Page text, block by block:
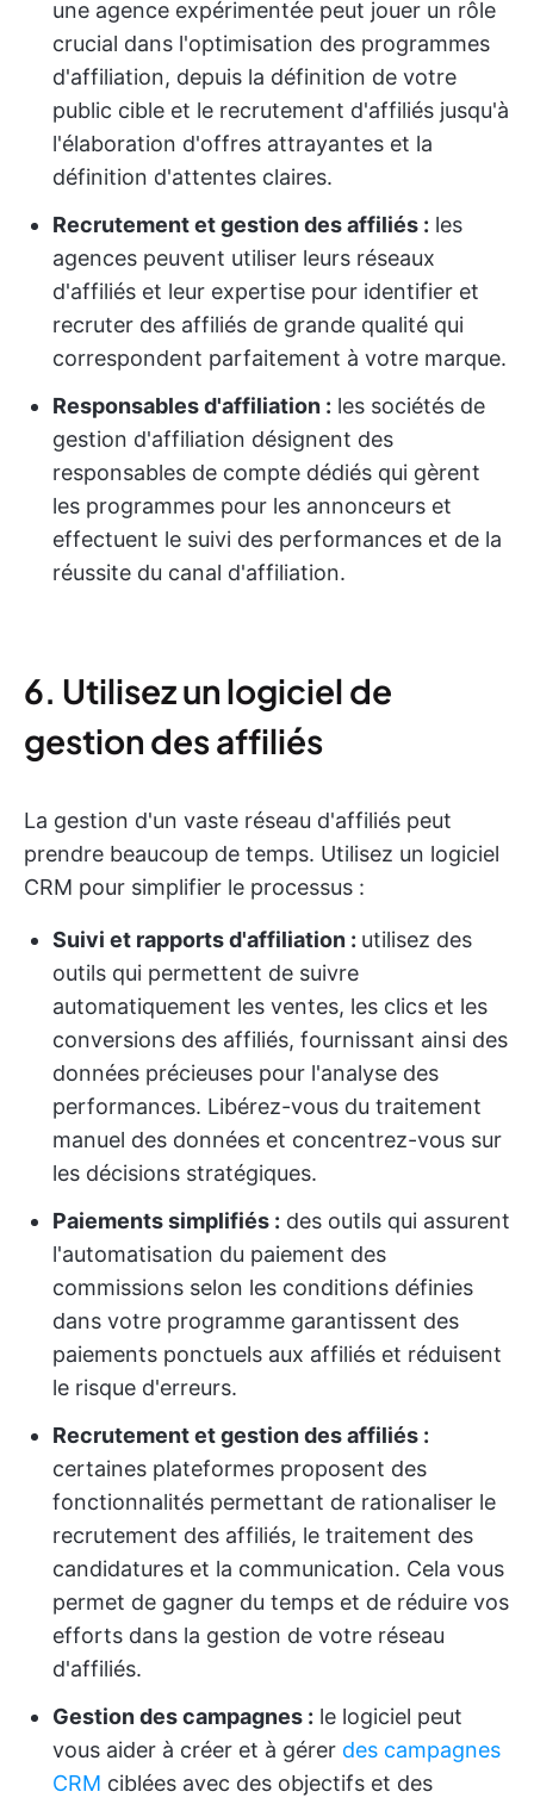
une agence expérimentée peut jouer un rôle
crucial dans l'optimisation des programmes
d'affiliation, depuis la définition de votre
public cible et le recrutement d'affiliés jusqu'à
l'élaboration d'offres attrayantes et la
définition d'attentes claires.
Recrutement et gestion des affiliés : les
agences peuvent utiliser leurs réseaux
d'affiliés et leur expertise pour identifier et
recruter des affiliés de grande qualité qui
correspondent parfaitement à votre marque.
Responsables d'affiliation : les sociétés de
gestion d'affiliation désignent des
responsables de compte dédiés qui gèrent
les programmes pour les annonceurs et
effectuent le suivi des performances et de la
réussite du canal d'affiliation.
6. Utilisez un logiciel de
gestion des affiliés
La gestion d'un vaste réseau d'affiliés peut
prendre beaucoup de temps. Utilisez un logiciel
CRM pour simplifier le processus :
Suivi et rapports d'affiliation : utilisez des
outils qui permettent de suivre
automatiquement les ventes, les clics et les
conversions des affiliés, fournissant ainsi des
données précieuses pour l'analyse des
performances. Libérez-vous du traitement
manuel des données et concentrez-vous sur
les décisions stratégiques.
Paiements simplifiés : des outils qui assurent
l'automatisation du paiement des
commissions selon les conditions définies
dans votre programme garantissent des
paiements ponctuels aux affiliés et réduisent
le risque d'erreurs.
Recrutement et gestion des affiliés :
certaines plateformes proposent des
fonctionnalités permettant de rationaliser le
recrutement des affiliés, le traitement des
candidatures et la communication. Cela vous
permet de gagner du temps et de réduire vos
efforts dans la gestion de votre réseau
d'affiliés.
Gestion des campagnes : le logiciel peut
vous aider à créer et à gérer des campagnes
CRM ciblées avec des objectifs et des